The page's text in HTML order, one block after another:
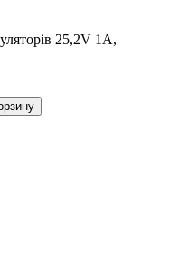
25,2V 1A,